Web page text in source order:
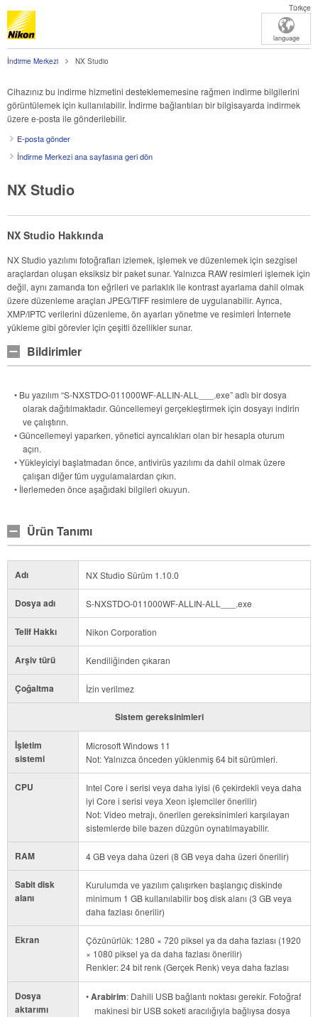
Türkçe
language
İndirme Merkezi NX Studio
Cihazınız bu indirme hizmetini desteklememesine rağmen indirme bilgilerini
görüntülemek için kullanılabilir. İndirme bağlantıları bir bilgisayarda indirmek
üzere e-posta ile gönderilebilir.
E-posta gönder
İndirme Merkezi ana sayfasına geri dön
NX Studio
NX Studio Hakkında
NX Studio yazılımı fotoğrafları izlemek, işlemek ve düzenlemek için sezgisel
araçlardan oluşan eksiksiz bir paket sunar. Yalnızca RAW resimleri işlemek için
değil, aynı zamanda ton eğrileri ve parlaklık ile kontrast ayarlama dahil olmak
üzere düzenleme araçları JPEG/TIFF resimlere de uygulanabilir. Ayrıca,
XMP/IPTC verilerini düzenleme, ön ayarları yönetme ve resimleri İnternete
yükleme gibi görevler için çeşitli özellikler sunar.
Bildirimler
• Bu yazılım “S-NXSTDO-011000WF-ALLIN-ALL___.exe” adlı bir dosya
olarak dağıtılmaktadır. Güncellemeyi gerçekleştirmek için dosyayı indirin
ve çalıştırın.
• Güncellemeyi yaparken, yönetici ayrıcalıkları olan bir hesapla oturum
açın.
• Yükleyiciyi başlatmadan önce, antivirüs yazılımı da dahil olmak üzere
çalışan diğer tüm uygulamalardan çıkın.
• İlerlemeden önce aşağıdaki bilgileri okuyun.
Ürün Tanımı
Adı NX Studio Sürüm 1.10.0
Dosya adı S-NXSTDO-011000WF-ALLIN-ALL___.exe
Telif Hakkı Nikon Corporation
Arşiv türü Kendiliğinden çıkaran
Çoğaltma İzin verilmez
Sistem gereksinimleri
İşletim
sistemi
Microsoft Windows 11
Not: Yalnızca önceden yüklenmiş 64 bit sürümleri.
CPU
Intel Core i serisi veya daha iyisi (6 çekirdekli veya daha
iyi Core i serisi veya Xeon işlemciler önerilir)
Not: Video metrajı, önerilen gereksinimleri karşılayan
sistemlerde bile bazen düzgün oynatılmayabilir.
RAM 4 GB veya daha üzeri (8 GB veya daha üzeri önerilir)
Sabit disk
alanı
Kurulumda ve yazılım çalışırken başlangıç diskinde
minimum 1 GB kullanılabilir boş disk alanı (3 GB veya
daha fazlası önerilir)
Ekran
Çözünürlük: 1280 × 720 piksel ya da daha fazlası (1920
× 1080 piksel ya da daha fazlası önerilir)
Renkler: 24 bit renk (Gerçek Renk) veya daha fazlası
Dosya
aktarımı
•Arabirim: Dahili USB bağlantı noktası gerekir. Fotoğraf
makinesi bir USB soketi aracılığıyla bağlıysa dosya